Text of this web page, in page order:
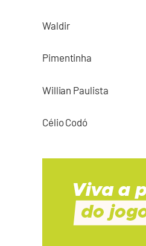
Waldir
Pimentinha
Willian Paulista
Célio Codó